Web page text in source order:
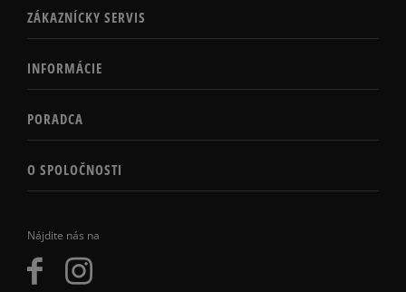
Nájdite nás na
ZÁKAZNÍCKY SERVIS
INFORMÁCIE
PORADCA
O SPOLOČNOSTI